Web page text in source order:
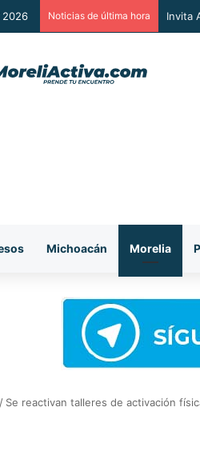
2026 Noticias de última hora
Michoacán Morelia
/ Se reactivan talleres de activación